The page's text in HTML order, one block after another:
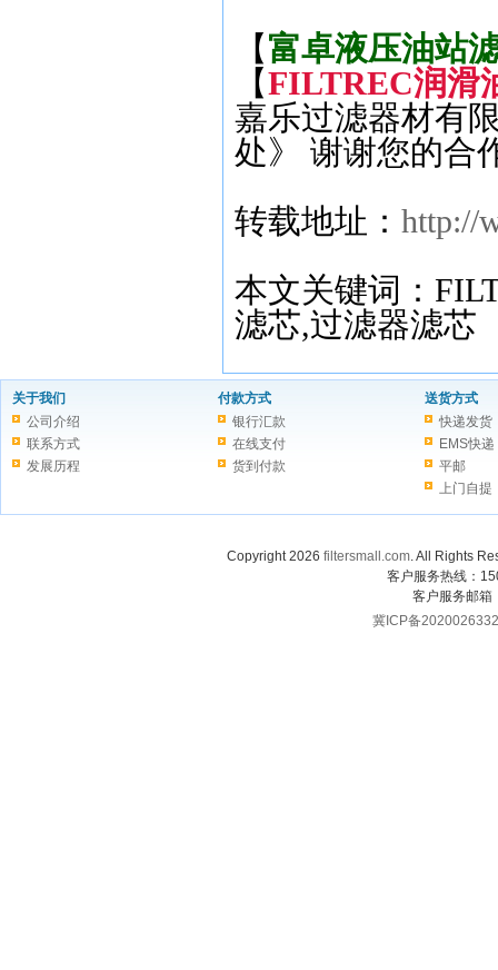
【富卓液压油站
【FILTREC润滑
嘉乐过滤器材有
处》 谢谢您的合
转载地址： http://
本文关键词：
滤芯,过滤器滤芯
关于我们
公司介绍
联系方式
发展历程
付款方式
银行汇款
在线支付
货到付款
送货方式
快递发货
EMS快递
平邮
上门自提
Copyright 2026 filtersmall.com. All Rights
客户服务热线：
客户服务邮箱
冀ICP备